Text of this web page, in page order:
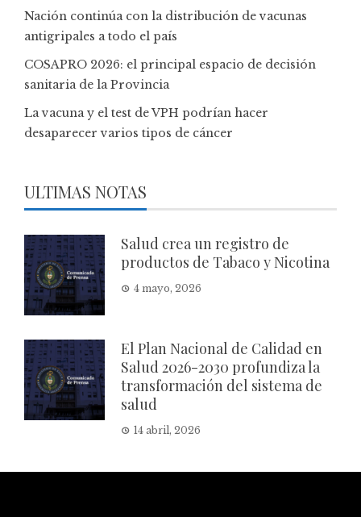
Nación continúa con la distribución de vacunas
antigripales a todo el país
COSAPRO 2026: el principal espacio de decisión
sanitaria de la Provincia
La vacuna y el test de VPH podrían hacer
desaparecer varios tipos de cáncer
ULTIMAS NOTAS
Salud crea un registro de
productos de Tabaco y Nicotina
4 mayo, 2026
El Plan Nacional de Calidad en
Salud 2026-2030 profundiza la
transformación del sistema de
salud
14 abril, 2026